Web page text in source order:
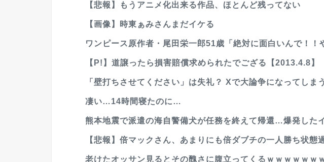
【悲報】もうアニメ化出来る作品、ほとんど残ってない
【画像】時東ぁみさんまだイケる
ワンピース原作者・尾田栄一郎51歳「絶対に面白いんで！！
【P!】道譲ったら損害賠償求められたでござる【2013.4.8】
「壁打ちさせてください」は失礼？ Xで大論争になってしま
凄い…14時間寝たのに…
熊本地震で派遣の海自警備犬が任務を終えて帰還…爆発した
【悲報】倍マックさん、あまりにも倍ダブチの一人勝ち状態
老けたオッサン見るとその醜さに腹立ってくるｗｗｗｗｗｗ